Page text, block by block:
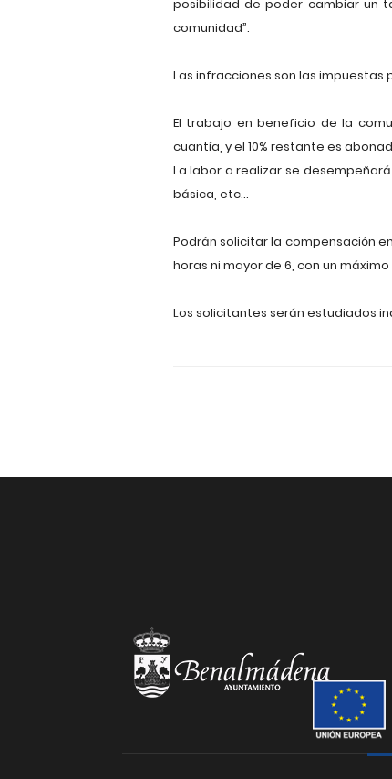
posibilidad de poder cambiar un
comunidad”.
Las infracciones son las impuestas
El trabajo en beneficio de la
cuantía, y el 10% restante es
La labor a realizar se
básica, etc...
Podrán solicitar la compensación
horas ni mayor de 6, con un máximo
Los solicitantes serán estudiados